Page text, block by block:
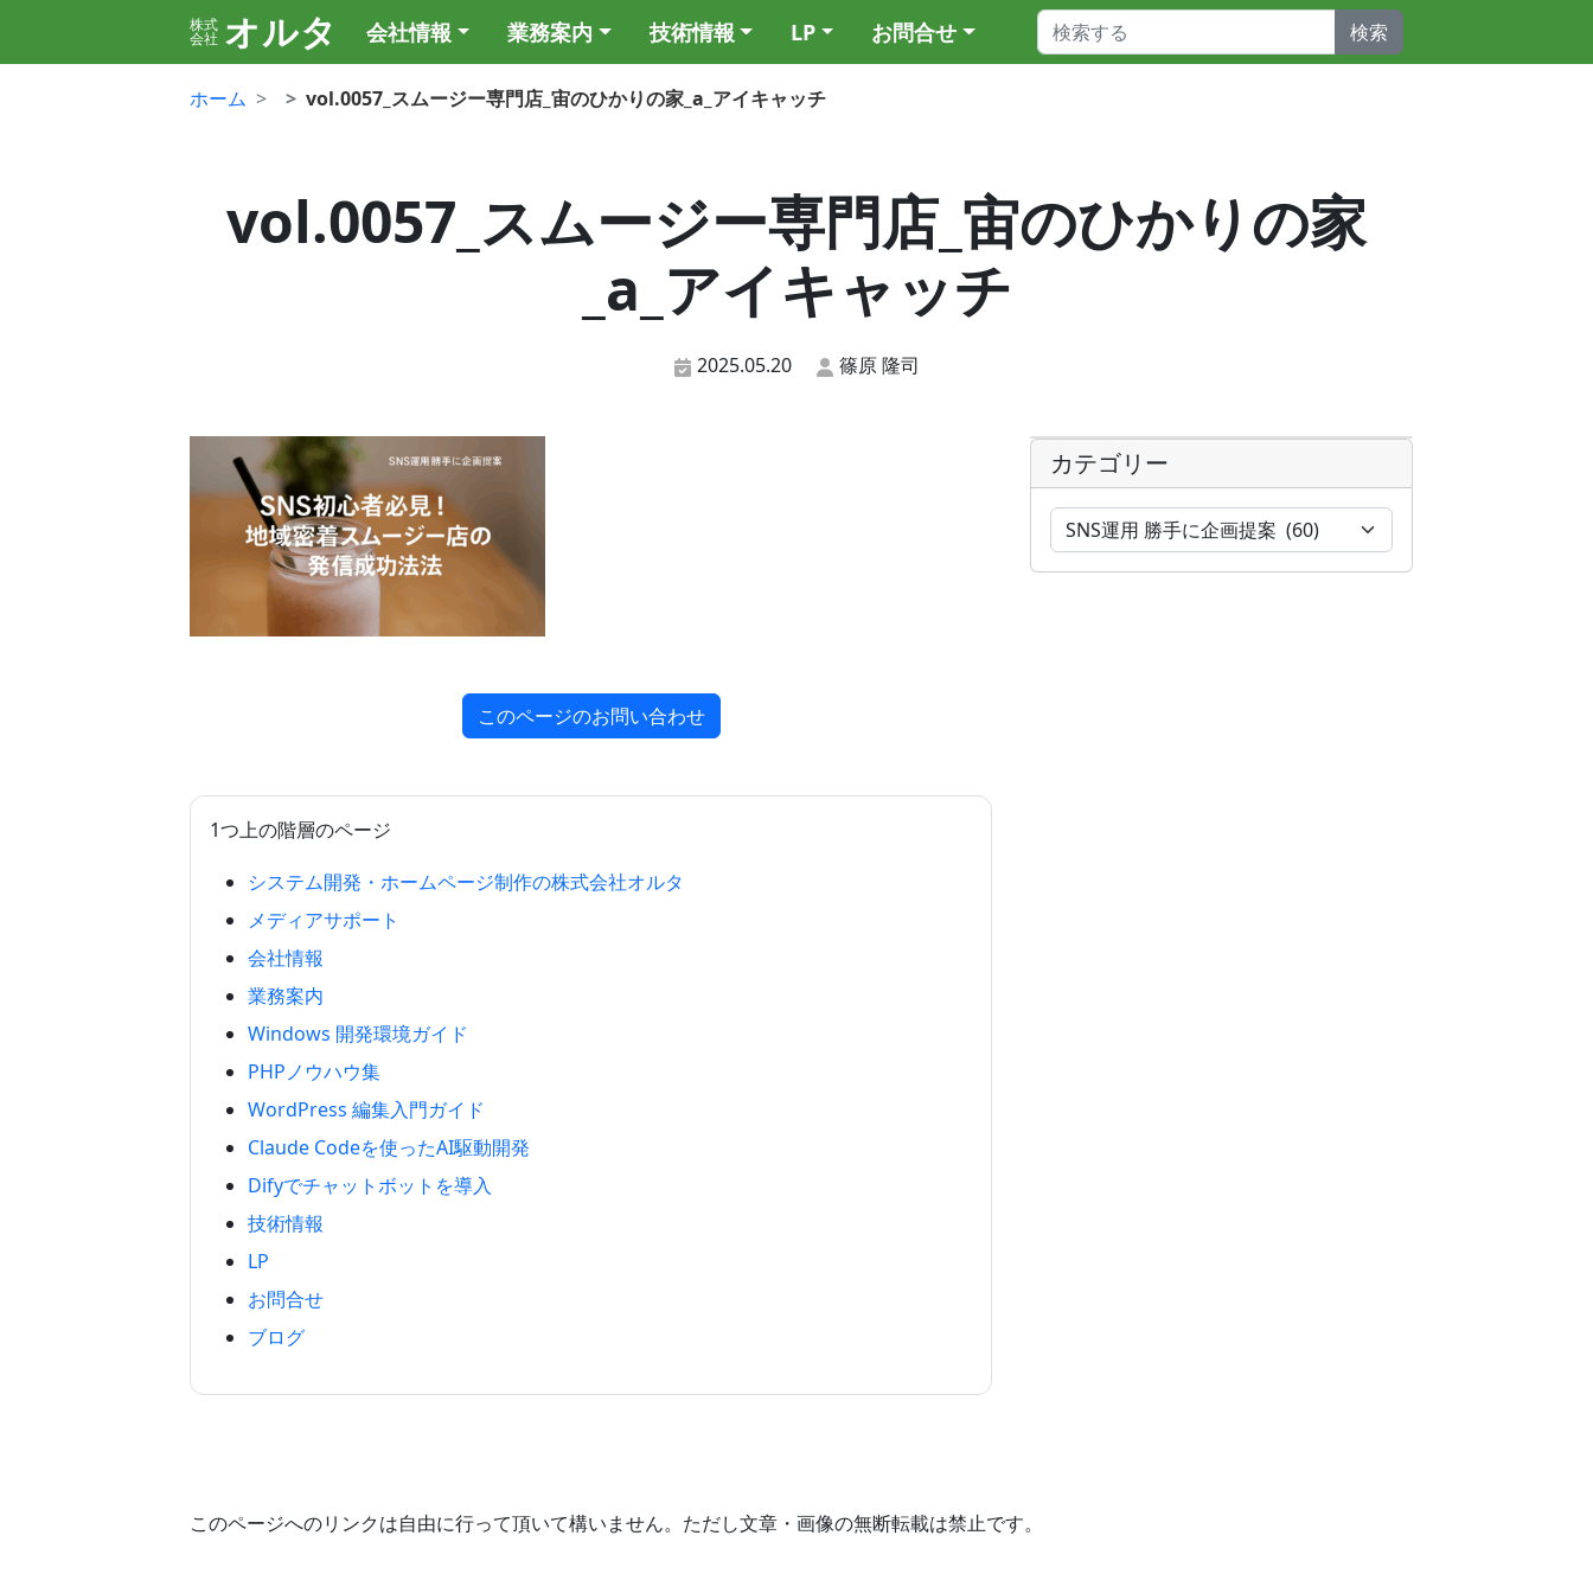
株式
会社 オルタ 会社情報 業務案内 技術情報 LP お問合せ 検索
ホーム vol.0057_スムージー専門店_宙のひかりの家_a_アイキャッチ
vol.0057_スムージー専門店_宙のひかりの家
_a_アイキャッチ
2025.05.20 篠原 隆司
このページのお問い合わせ
1つ上の階層のページ
システム開発・ホームページ制作の株式会社オルタ
メディアサポート
会社情報
業務案内
Windows 開発環境ガイド
PHPノウハウ集
WordPress 編集入門ガイド
Claude Codeを使ったAI駆動開発
Difyでチャットボットを導入
技術情報
LP
お問合せ
ブログ
カテゴリー
このページへのリンクは自由に行って頂いて構いません。ただし文章・画像の無断転載は禁止です。